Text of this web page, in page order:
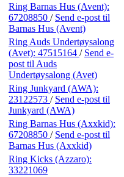
Ring Barnas Hus (Avent):
67208850 / Send e-post til
Barnas Hus (Avent)
Ring Auds Undertøysalong
(Avet): 47515164 / Send e-
post til Auds
Undertøysalong (Avet)
Ring Junkyard (AWA):
23122573 / Send e-post til
Junkyard (AWA)
Ring Barnas Hus (Axxkid):
67208850 / Send e-post til
Barnas Hus (Axxkid)
Ring Kicks (Azzaro):
33221069